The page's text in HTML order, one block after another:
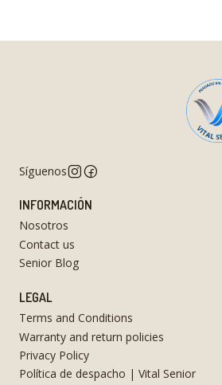
Síguenos
INFORMACIÓN
Nosotros
Contact us
Senior Blog
LEGAL
Terms and Conditions
Warranty and return policies
Privacy Policy
Política de despacho | Vital Senior